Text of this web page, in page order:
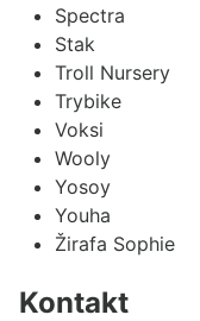
Spectra
Stak
Troll Nursery
Trybike
Voksi
Wooly
Yosoy
Youha
Žirafa Sophie
Kontakt